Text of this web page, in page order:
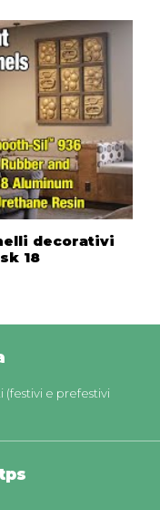
decorativi
18
e prefestivi